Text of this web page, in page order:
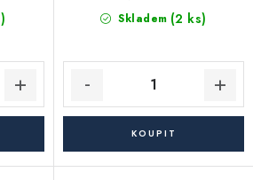
Skladem (2 ks)